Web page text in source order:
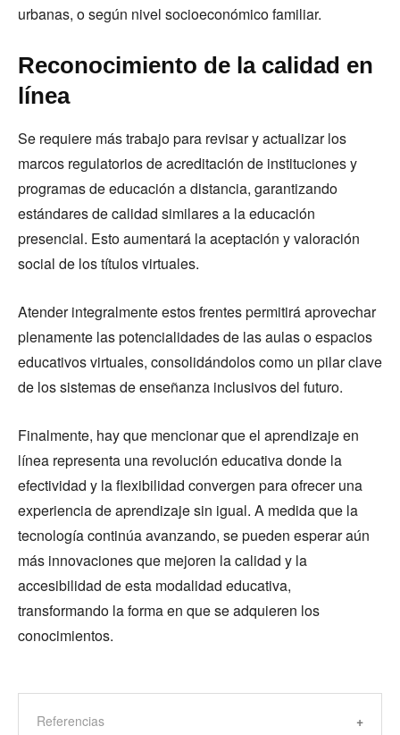
urbanas, o según nivel socioeconómico familiar.
Reconocimiento de la calidad en
línea
Se requiere más trabajo para revisar y actualizar los
marcos regulatorios de acreditación de instituciones y
programas de educación a distancia, garantizando
estándares de calidad similares a la educación
presencial. Esto aumentará la aceptación y valoración
social de los títulos virtuales.
Atender integralmente estos frentes permitirá aprovechar
plenamente las potencialidades de las aulas o espacios
educativos virtuales, consolidándolos como un pilar clave
de los sistemas de enseñanza inclusivos del futuro.
Finalmente, hay que mencionar que el aprendizaje en
línea representa una revolución educativa donde la
efectividad y la flexibilidad convergen para ofrecer una
experiencia de aprendizaje sin igual. A medida que la
tecnología continúa avanzando, se pueden esperar aún
más innovaciones que mejoren la calidad y la
accesibilidad de esta modalidad educativa,
transformando la forma en que se adquieren los
conocimientos.
Referencias